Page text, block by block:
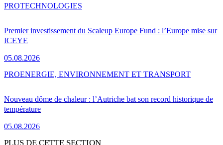
Premier investissement du Scaleup Europe Fund : l’Europe mise sur
ICEYE
05.08.2026
PROTECHNOLOGIES
Nouveau dôme de chaleur : l’Autriche bat son record historique de
température
05.08.2026
PROENERGIE, ENVIRONNEMENT ET TRANSPORT
PLUS DE CETTE SECTION